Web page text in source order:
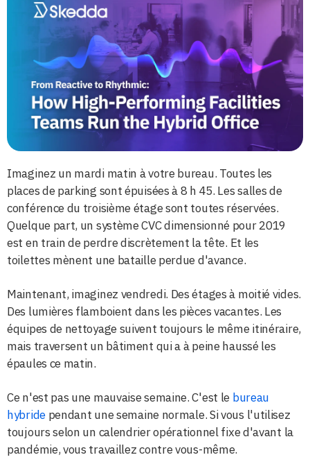
Imaginez un mardi matin à votre bureau. Toutes les
places de parking sont épuisées à 8 h 45. Les salles de
conférence du troisième étage sont toutes réservées.
Quelque part, un système CVC dimensionné pour 2019
est en train de perdre discrètement la tête. Et les
toilettes mènent une bataille perdue d'avance.
Maintenant, imaginez vendredi. Des étages à moitié vides.
Des lumières flamboient dans les pièces vacantes. Les
équipes de nettoyage suivent toujours le même itinéraire,
mais traversent un bâtiment qui a à peine haussé les
épaules ce matin.
Ce n'est pas une mauvaise semaine. C'est le bureau
hybridependant une semaine normale. Si vous l'utilisez
toujours selon un calendrier opérationnel fixe d'avant la
pandémie, vous travaillez contre vous-même.